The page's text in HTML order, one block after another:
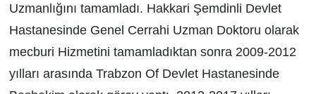
Uzmanlığını tamamladı. Hakkari Şemdinli Devlet
Hastanesinde Genel Cerrahi Uzman Doktoru olarak
mecburi Hizmetini tamamladıktan sonra 2009-2012
yılları arasında Trabzon Of Devlet Hastanesinde